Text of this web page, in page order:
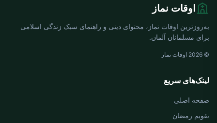
اوقات نماز
به‌روزترین اوقات نماز، محتوای دینی و راهنمای سبک زندگی اسلامی
برای مسلمانان آلمان.
© 2026 اوقات نماز
لینک‌های سریع
صفحه اصلی
تقویم رمضان